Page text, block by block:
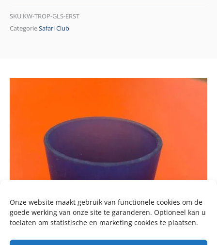
Onze website maakt gebruik van functionele cookies om de
goede werking van onze site te garanderen. Optioneel kan u
toelaten om statistische en marketing cookies te plaatsen.
SKU KW-TROP-GLS-ERST
CategorieSafari Club